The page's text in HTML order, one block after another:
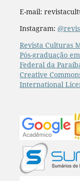
E-mail:
Instagram:
Revista Culturas
Pós-graduação
Federal da
Creative
International